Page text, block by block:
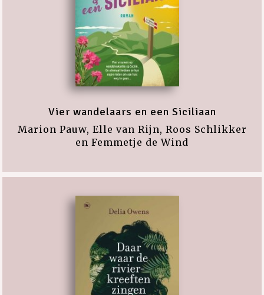
Vier wandelaars en een Siciliaan
Marion Pauw, Elle van Rijn, Roos Schlikker
en Femmetje de Wind